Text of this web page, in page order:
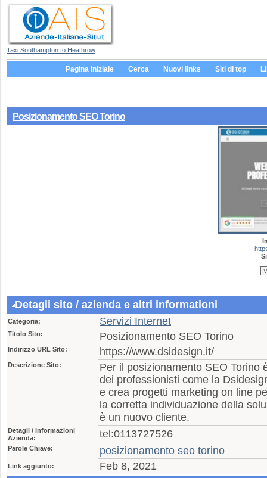
Taxi Southampton to Heathrow
Pagina iniziale Cerca Nuovi links Siti di top
Posizionamento SEO Torino
Detagli sito / azienda e altri informationi
Categoria: Servizi Internet
Titolo Sito: Posizionamento SEO Torino
Indirizzo URL Sito: https://www.dsidesign.it/
Descrizione Sito:
Per il posizionamento SEO Torino
dei professionisti come la
e crea progetti marketing on line
la corretta individuazione della
è un nuovo cliente.
Detagli / Informazioni
Azienda:
tel:0113727526
Parole Chiave: posizionamento seo torino
Link aggiunto:
Feb 8, 2021